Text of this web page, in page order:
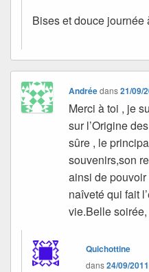
Bises et douce journée
Andréedans21/09/
Merci à toi , je
sur l’Origine
sûre , le
souvenirs,son
ainsi de pouvoir
naîveté qui fait
vie.Belle
Quichottine
dans24/09/